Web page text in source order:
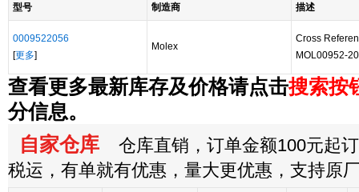
型号 制造商 描述
0009522056
[更多]
Molex
Cross
MOL00952-
查看更多最新库存及价格请点击搜索按
分信息。
自家仓库 仓库直销，订单金额100元起
税运，有单就有优惠，量大更优惠，支持原